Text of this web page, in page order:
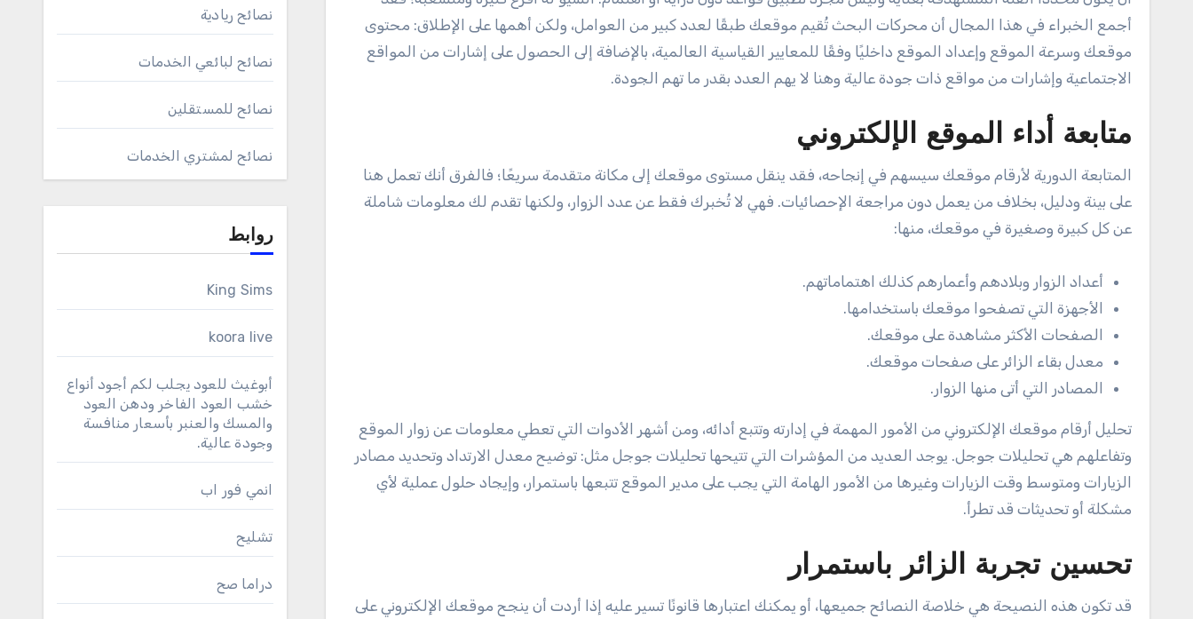
أجمع الخبراء في هذا المجال أن محركات البحث تُقيم موقعك طبقًا لعدد كبير من العوامل، ولكن أهمها على الإطلاق: محتوى
موقعك وسرعة الموقع وإعداد الموقع داخليًا وفقًا للمعايير القياسية العالمية، بالإضافة إلى الحصول على إشارات من المواقع
الاجتماعية وإشارات من مواقع ذات جودة عالية وهنا لا يهم العدد بقدر ما تهم الجودة.
متابعة أداء الموقع الإلكتروني
المتابعة الدورية لأرقام موقعك سيسهم في إنجاحه، فقد ينقل مستوى موقعك إلى مكانة متقدمة سريعًا؛ فالفرق أنك تعمل هنا
على بينة ودليل، بخلاف من يعمل دون مراجعة الإحصائيات. فهي لا تُخبرك فقط عن عدد الزوار، ولكنها تقدم لك معلومات شاملة
عن كل كبيرة وصغيرة في موقعك، منها:
أعداد الزوار وبلادهم وأعمارهم كذلك اهتماماتهم.
الأجهزة التي تصفحوا موقعك باستخدامها.
الصفحات الأكثر مشاهدة على موقعك.
معدل بقاء الزائر على صفحات موقعك.
المصادر التي أتى منها الزوار.
تحليل أرقام موقعك الإلكتروني من الأمور المهمة في إدارته وتتبع أدائه، ومن أشهر الأدوات التي تعطي معلومات عن زوار الموقع
وتفاعلهم هي تحليلات جوجل. يوجد العديد من المؤشرات التي تتيحها تحليلات جوجل مثل: توضيح معدل الارتداد وتحديد مصادر
الزيارات ومتوسط وقت الزيارات وغيرها من الأمور الهامة التي يجب على مدير الموقع تتبعها باستمرار، وإيجاد حلول عملية لأي
مشكلة أو تحديثات قد تطرأ.
تحسين تجربة الزائر باستمرار
قد تكون هذه النصيحة هي خلاصة النصائح جميعها، أو يمكنك اعتبارها قانونًا تسير عليه إذا أردت أن ينجح موقعك الإلكتروني على
نصائح ريادية
نصائح لبائعي الخدمات
نصائح للمستقلين
نصائح لمشتري الخدمات
روابط
King Sims
koora live
أبوغيث للعود يجلب لكم أجود أنواع
خشب العود الفاخر ودهن العود
والمسك والعنبر بأسعار منافسة
وجودة عالية.
انمي فور اب
تشليح
دراما صح